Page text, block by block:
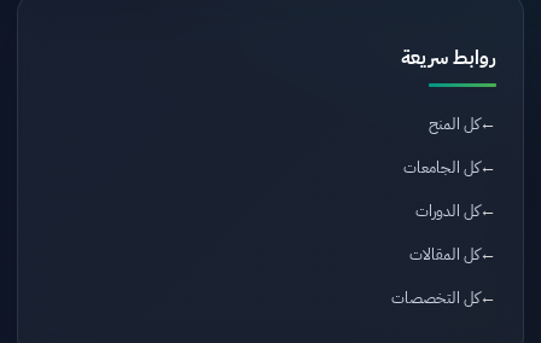
روابط سريعة
كل المنح
كل الجامعات
كل الدورات
كل المقالات
كل التخصصات